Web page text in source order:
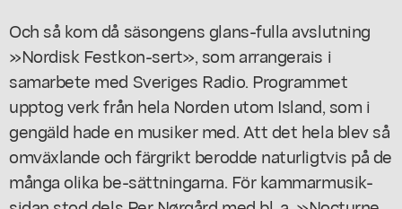
Och så kom då säsongens glans-fulla avslutning
»Nordisk Festkon-sert», som arrangerais i
samarbete med Sveriges Radio. Programmet
upptog verk från hela Norden utom Island, som i
gengäld hade en musiker med. Att det hela blev så
omväxlande och färgrikt berodde naturligtvis på de
många olika be-sättningarna. För kammarmusik-